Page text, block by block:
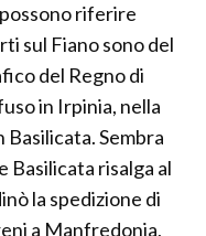
riferire
sul Fiano sono del
del Regno di
in Irpinia, nella
Basilicata. Sembra
Basilicata risalga al
la spedizione di
a Manfredonia,